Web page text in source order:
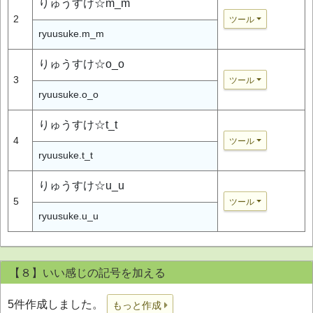
2
りゅうすけ☆m_m
ツール
ryuusuke.m_m
3
りゅうすけ☆o_o
ツール
ryuusuke.o_o
4
りゅうすけ☆t_t
ツール
ryuusuke.t_t
5
りゅうすけ☆u_u
ツール
ryuusuke.u_u
【８】いい感じの記号を加える
5件作成しました。 もっと作成